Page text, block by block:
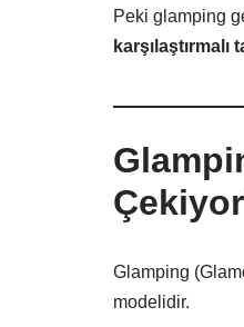
Peki glamping
karşılaştırmalı
Glamping
modelidir.